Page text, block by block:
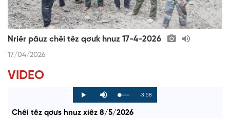
Nriêr pâuz chêi têz qơưk hnuz 17-4-2026
17/04/2026
VIDEO
P
l
y
M
u
e
L
o
d
P
r
g
R
-3:58
Chêi têz qơưs hnuz xiêz 8/5/2026